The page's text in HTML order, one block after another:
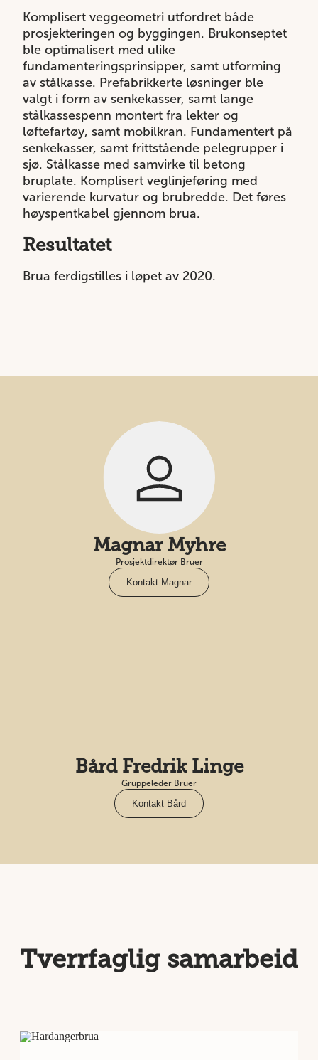
Komplisert veggeometri utfordret både
prosjekteringen og byggingen. Brukonseptet
ble optimalisert med ulike
fundamenteringsprinsipper, samt utforming
av stålkasse. Prefabrikkerte løsninger ble
valgt i form av senkekasser, samt lange
stålkassespenn montert fra lekter og
løftefartøy, samt mobilkran. Fundamentert på
senkekasser, samt frittstående pelegrupper i
sjø. Stålkasse med samvirke til betong
bruplate. Komplisert veglinjeføring med
varierende kurvatur og brubredde. Det føres
høyspentkabel gjennom brua.
Resultatet
Brua ferdigstilles i løpet av 2020.
Magnar Myhre
Prosjektdirektør Bruer
Kontakt Magnar
Bård Fredrik Linge
Gruppeleder Bruer
Kontakt Bård
Tverrfaglig samarbeid